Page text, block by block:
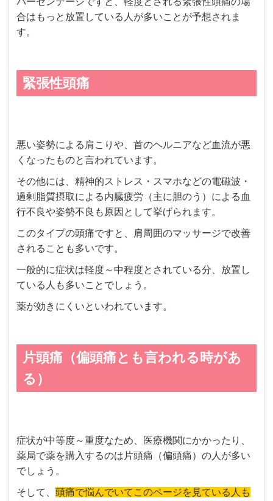
合はもっと放置している人が多いことが予想されま
す。
緊張性頭痛
悪い姿勢による肩こりや、首のヘルニアなど血流が悪
くなったものと言われています。
その他には、精神的ストレス・スマホなどの電磁波・
過剰脂質摂取による内臓疲労（主に胆のう）による血
行不良や姿勢不良も原因として挙げられます。
このタイプの頭痛ですと、肩周囲のマッサージで改善
されることも多いです。
一般的に症状は軽度～中程度とされている分、放置し
ている人も多いことでしょう。
薬が効きにくいといわれています。
片頭痛（偏頭痛とも言われる時があ
る）
症状が中等度～重度なため、医療機関にかかったり、
薬局で薬を購入するのは片頭痛（偏頭痛）の人が多い
でしょう。
そして、頭痛で悩んでいてこのページを見ている人も